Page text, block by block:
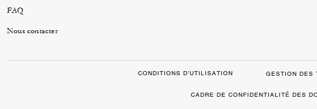
FAQ
Nous contacter
CONDITIONS D’UTILISATION GESTION DES
CADRE DE CONFIDENTIALITÉ DES